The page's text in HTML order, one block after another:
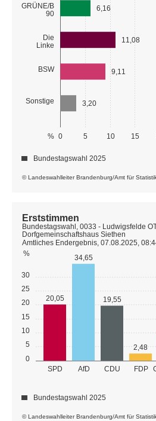
GRÜNE/B
90
Die
Linke
BSW
Sonstige
0 5 10 15
%
6,16
11,08
9,11
3,20
© Landeswahlleiter Brandenburg/Amt für
Bundestagswahl 2025
0
5
10
15
20
25
30
%
SPD AfD CDU FDP
20,05
34,65
19,55
2,48
© Landeswahlleiter Brandenburg/Amt für
Erststimmen
Bundestagswahl, 0033 - Ludwigsfelde
Dorfgemeinschaftshaus Siethen
Amtliches Endergebnis, 07.08.2025,
Bundestagswahl 2025